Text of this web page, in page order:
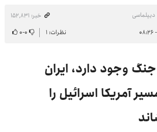
دیپلماسی
خبر: ۱۵۲٬۸۳۱
نظرات: ۱ ۰-۰
وجود دارد، ایران
آمریکا اسرائیل را